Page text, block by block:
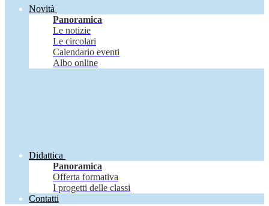
Novità
Panoramica
Le notizie
Le circolari
Calendario eventi
Albo online
Didattica
Panoramica
Offerta formativa
I progetti delle classi
Contatti